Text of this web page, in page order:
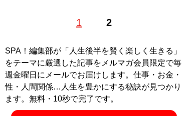
1 2
SPA！編集部が「人生後半を賢く楽しく生きる」
をテーマに厳選した記事をメルマガ会員限定で毎
週金曜日にメールでお届けします。仕事・お金・
性・人間関係…人生を豊かにする秘訣が見つかり
ます。無料・10秒で完了です。